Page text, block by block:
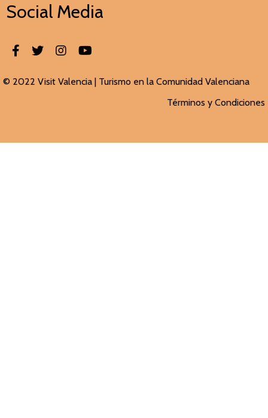
Social Media
© 2022 Visit Valencia | Turismo en la Comunidad Valenciana
Términos y Condiciones